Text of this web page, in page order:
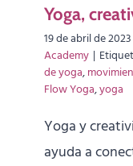
Yoga,
19 de abril de 2023
Academy |
de yoga,
Flow Yoga,yoga
Yoga y
ayuda a